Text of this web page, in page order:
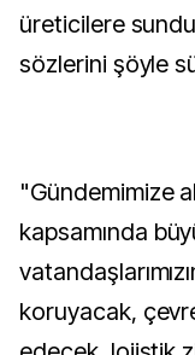
üreticilere
sözlerini şöyle
"Gündemimize
kapsamında
koruyacak,